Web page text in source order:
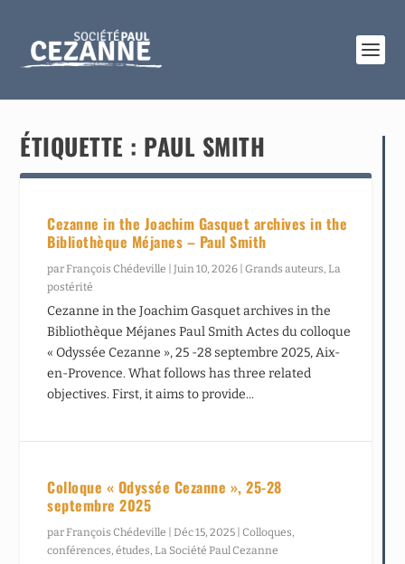
ÉTIQUETTE : PAUL SMITH
Cezanne in the Joachim Gasquet archives in the
Bibliothèque Méjanes – Paul Smith
parFrançois Chédeville |Juin 10, 2026 |Grands auteurs,La
postérité
Cezanne in the Joachim Gasquet archives in the
Bibliothèque Méjanes Paul Smith Actes du colloque
« Odyssée Cezanne », 25 -28 septembre 2025, Aix-
en-Provence. What follows has three related
objectives. First, it aims to provide...
Colloque « Odyssée Cezanne », 25-28
septembre 2025
parFrançois Chédeville |Déc 15, 2025 |Colloques,
conférences, études,La Société Paul Cezanne